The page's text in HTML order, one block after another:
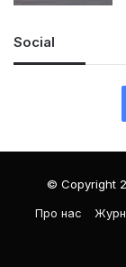
Social
© Copyright
Про нас